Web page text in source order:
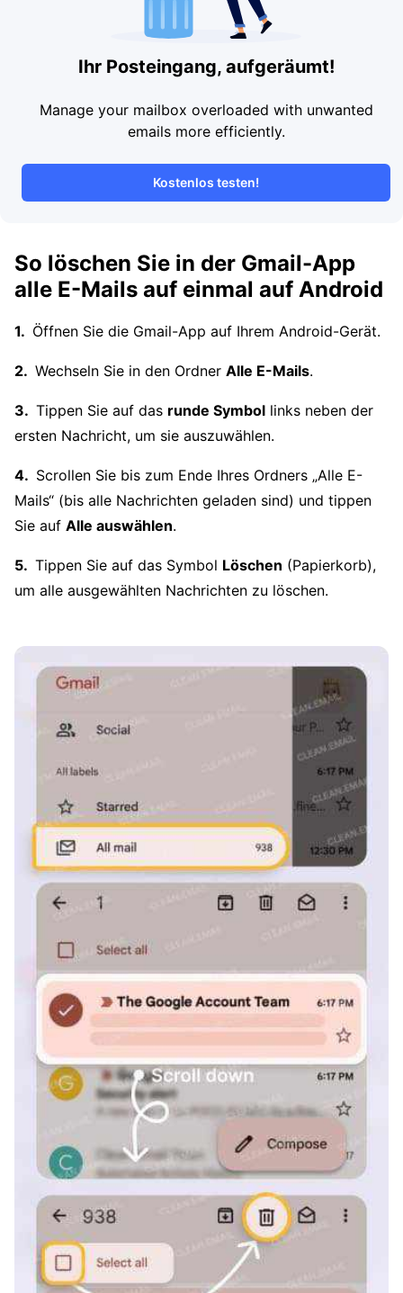
Ihr Posteingang, aufgeräumt!
Manage your mailbox overloaded with unwanted
emails more efficiently.
Kostenlos testen!
So löschen Sie in der Gmail-App
alle E-Mails auf einmal auf Android
Öffnen Sie die Gmail-App auf Ihrem Android-Gerät.
Wechseln Sie in den Ordner Alle E-Mails.
Tippen Sie auf das runde Symbol links neben der
ersten Nachricht, um sie auszuwählen.
Scrollen Sie bis zum Ende Ihres Ordners „Alle E-
Mails“ (bis alle Nachrichten geladen sind) und tippen
Sie auf Alle auswählen.
Tippen Sie auf das Symbol Löschen (Papierkorb),
um alle ausgewählten Nachrichten zu löschen.